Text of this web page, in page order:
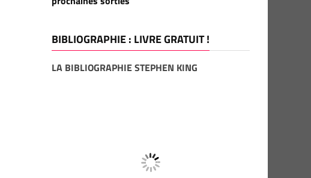
BIBLIOGRAPHIE : LIVRE GRATUIT !
LA BIBLIOGRAPHIE STEPHEN KING